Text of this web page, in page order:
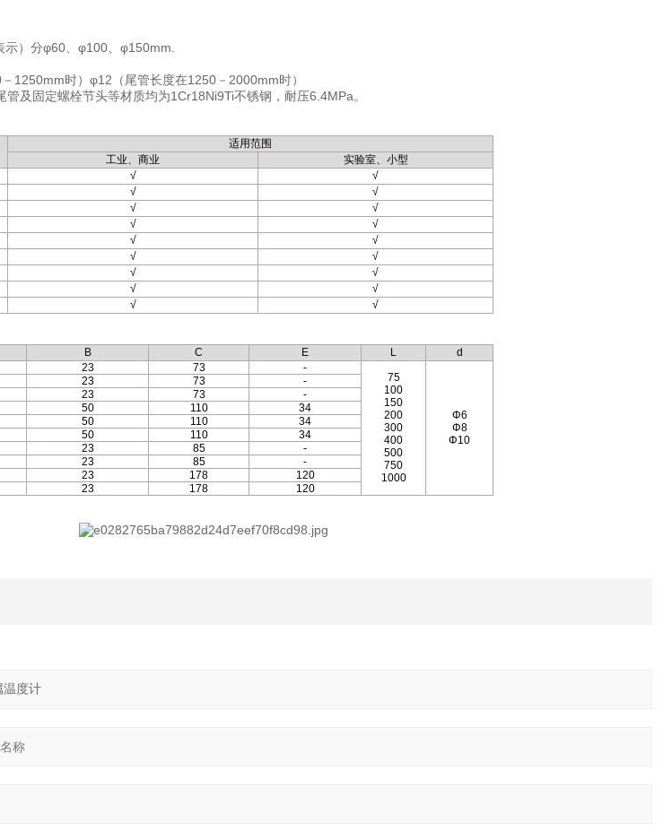
）分φ60、φ100、φ150mm.
1250mm时）φ12（尾管长度在1250－2000mm时）
及固定螺栓节头等材质均为1Cr18Ni9Ti不锈钢，耐压6.4MPa。
适用范围
工业、商业
实验室、小型
√
√
√
√
√
√
√
√
√
√
√
√
√
√
√
√
√ √
B C E L d
23 73 -
75
100
150
200
300
400
500
750
1000
Φ6
Φ8
Φ10
23 73
-
23 73 -
50 110
34
50 110
34
50 110
34
23 85
-
23 85
-
23 178
120
23 178 120